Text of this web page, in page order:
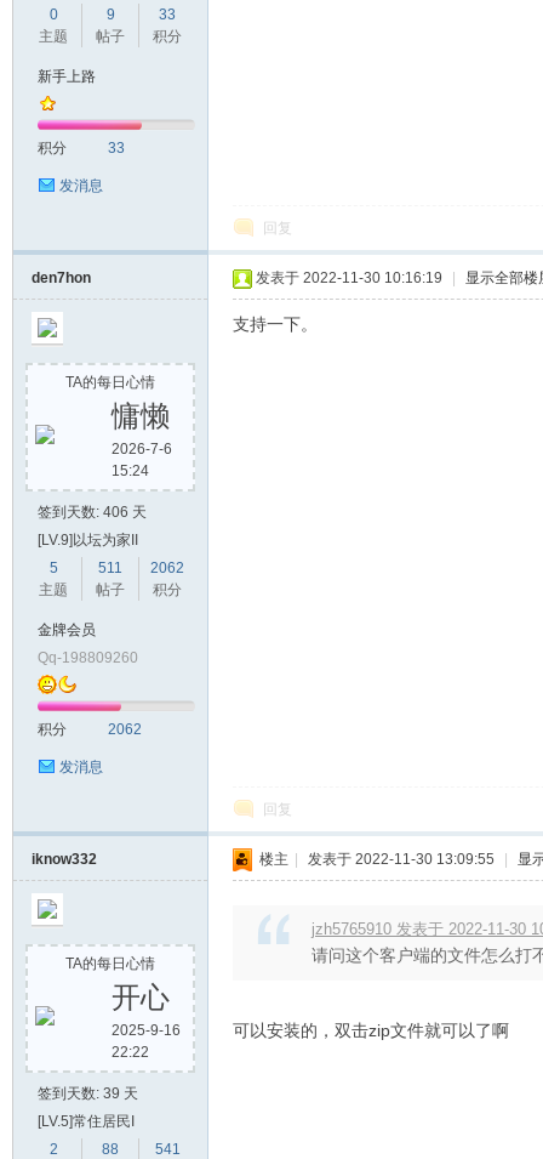
0
主题
9
帖子
33
积分
新手上路
积分 33
发消息
回复
den7hon
TA的每日心情
慵懒
2026-7-6
15:24
签到天数: 406 天
[LV.9]以坛为家II
5
主题
511
帖子
2062
积分
金牌会员
Qq-198809260
积分 2062
发消息
发表于 2022-11-30 10:16:19 显示全部楼
支持一下。
回复
iknow332
TA的每日心情
开心
2025-9-16
22:22
签到天数: 39 天
[LV.5]常住居民I
2
88
541
楼主 发表于 2022-11-30 13:09:55 显
jzh5765910 发表于 2022-11-30
请问这个客户端的文件怎么打
可以安装的，双击zip文件就可以了啊